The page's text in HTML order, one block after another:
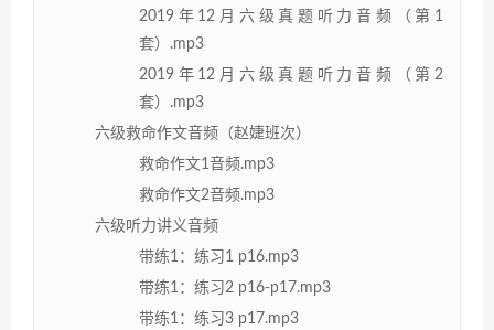
2019年12月六级真题听力音频（第1
套）.mp3
2019年12月六级真题听力音频（第2
套）.mp3
六级救命作文音频（赵婕班次）
救命作文1音频.mp3
救命作文2音频.mp3
六级听力讲义音频
带练1：练习1 p16.mp3
带练1：练习2 p16-p17.mp3
带练1：练习3 p17.mp3